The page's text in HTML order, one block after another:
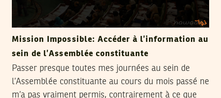
Mission Impossible: Accéder à l’information au
sein de l’Assemblée constituante
Passer presque toutes mes journées au sein de
l’Assemblée constituante au cours du mois passé ne
m’a pas vraiment permis, contrairement à ce que